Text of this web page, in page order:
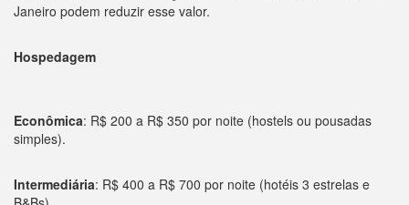
Janeiro podem reduzir esse valor.
Hospedagem
Econômica: R$ 200 a R$ 350 por noite (hostels ou pousadas
simples).
Intermediária: R$ 400 a R$ 700 por noite (hotéis 3 estrelas e